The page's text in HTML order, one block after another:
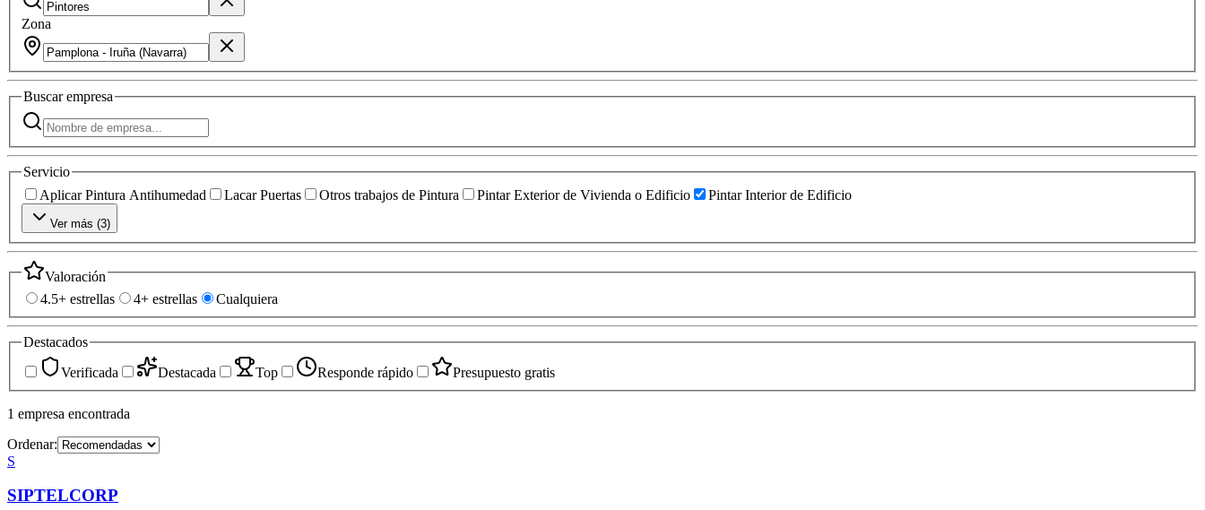
Zona
Buscarempresa
Servicio
Aplicar Pintura Antihumedad
Lacar Puertas Otros trabajos de Pintura Pintar Exterior de Vivienda o Edificio Pintar Interior de Edificio
Ver más (3)
Valoración
4.5+ estrellas
4+ estrellas Cualquiera
Destacados
Verificada
Destacada Top Responde rápido Presupuesto gratis
1 empresa encontrada
Ordenar:
S
SIPTELCORP